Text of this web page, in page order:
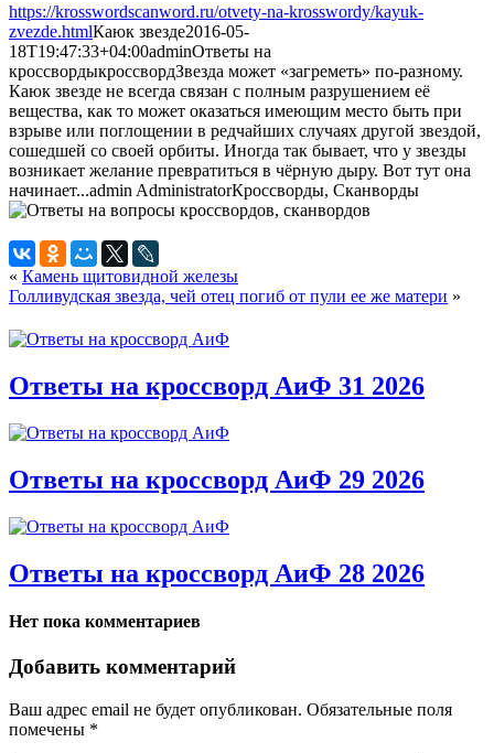
https://krosswordscanword.ru/otvety-na-krosswordy/kayuk-
zvezde.htmlКаюк звезде2016-05-
18T19:47:33+04:00adminОтветы на
кроссвордыкроссвордЗвезда может «загреметь» по-разному.
Каюк звезде не всегда связан с полным разрушением её
вещества, как то может оказаться имеющим место быть при
взрыве или поглощении в редчайших случаях другой звездой,
сошедшей со своей орбиты. Иногда так бывает, что у звезды
возникает желание превратиться в чёрную дыру. Вот тут она
начинает...admin AdministratorКроссворды, Сканворды
« Камень щитовидной железы
Голливудская звезда, чей отец погиб от пули ее же матери »
Ответы на кроссворд АиФ 31 2026
Ответы на кроссворд АиФ 29 2026
Ответы на кроссворд АиФ 28 2026
Нет пока комментариев
Добавить комментарий
Ваш адрес email не будет опубликован. Обязательные поля
помечены *